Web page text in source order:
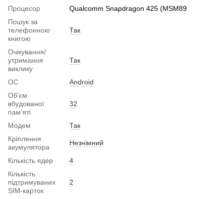
Процесор
Qualcomm Snapdragon 425 (MSM89
Пошук за
телефонною
книгою
Так
Очікування/
утримання
виклику
Так
ОС
Android
Об'єм
вбудованої
пам'яті
32
Модем
Так
Кріплення
акумулятора
Незнімний
Кількість ядер
4
Кількість
підтримуваних
SIM-карток
2